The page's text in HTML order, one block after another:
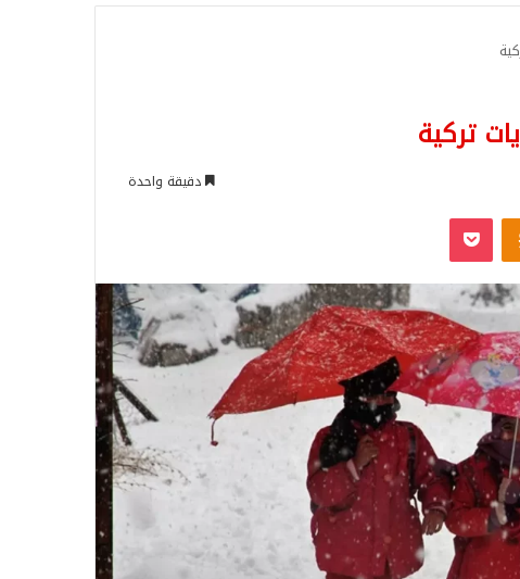
دقيقة واحدة
Odnoklassniki
‫Pocket